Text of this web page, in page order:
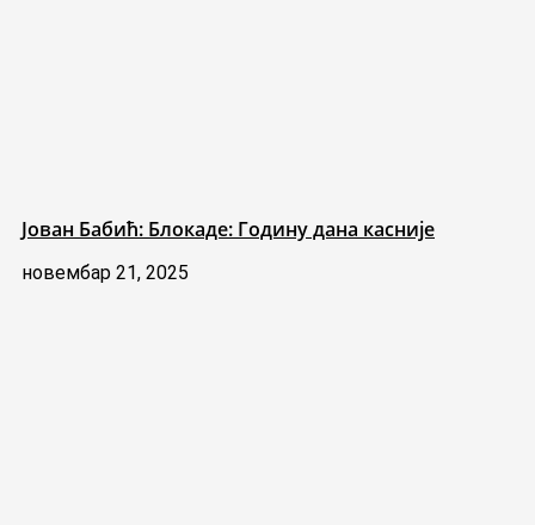
Јован Бабић: Блокаде: Годину дана касније
новембар 21, 2025